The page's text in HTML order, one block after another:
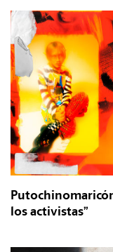
los activistas”